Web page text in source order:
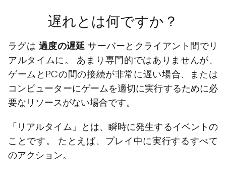
遅れとは何ですか？
ラグは 過度の遅延 サーバーとクライアント間でリ
アルタイムに。 あまり専門的ではありませんが、
ゲームとPCの間の接続が非常に遅い場合、または
コンピューターにゲームを適切に実行するために必
要なリソースがない場合です。
「リアルタイム」とは、瞬時に発生するイベントの
ことです。 たとえば、プレイ中に実行するすべて
のアクション。